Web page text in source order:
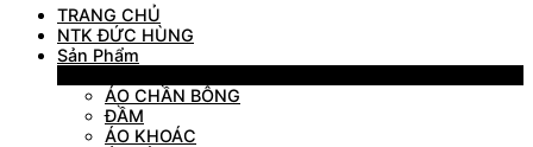
TRANG CHỦ
NTK ĐỨC HÙNG
Sản Phẩm
ÁO CHẦN BÔNG
ĐẦM
ÁO KHOÁC